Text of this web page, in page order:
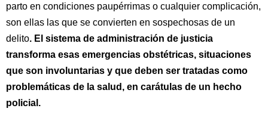
parto en condiciones paupérrimas o cualquier complicación,
son ellas las que se convierten en sospechosas de un
delito. El sistema de administración de justicia
transforma esas emergencias obstétricas, situaciones
que son involuntarias y que deben ser tratadas como
problemáticas de la salud, en carátulas de un hecho
policial.